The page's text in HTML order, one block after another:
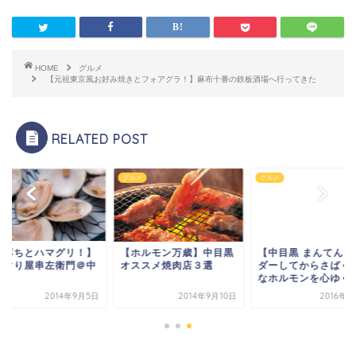
HOME
グルメ
【元祖東京風お好み焼きとフォアグラ！】麻布十番の鉄板酒場へ行ってきた
RELATED POST
落ちとハマグリ！】
ぐり屋串左衛門＠中
2014年9月5日
グルメ
【ホルモン万歳】中目黒
オススメ焼肉店３選
2014年9月10日
グルメ
【中目黒 まんてん
ダーしてからさばく
なホルモンを心ゆく
2016年5